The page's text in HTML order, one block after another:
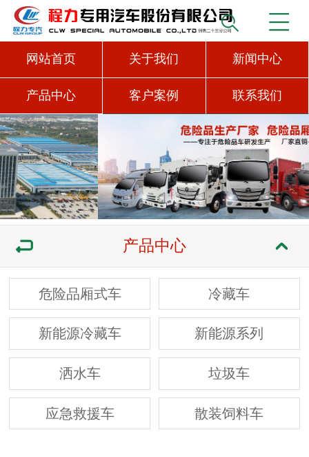
网站首页 关于我们 新闻中心
产品中心 客户案例 联系我们
产品中心
危险品厢式车 冷藏车
新能源冷藏车 新能源系列
洒水车 垃圾车
应急救援车 散装饲料车